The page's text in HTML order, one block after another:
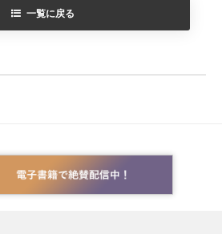
一覧に戻る